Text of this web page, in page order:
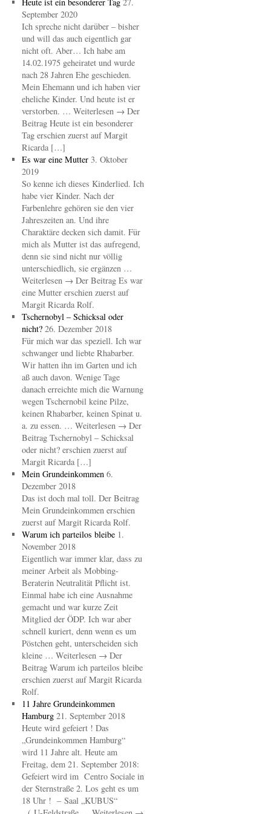
September 2020
Ich spreche nicht darüber – bisher
und will das auch eigentlich gar
nicht oft. Aber… Ich habe am
14.02.1975 geheiratet und wurde
nach 28 Jahren Ehe geschieden.
Mein Ehemann und ich haben vier
eheliche Kinder. Und heute ist er
verstorben. … Weiterlesen → Der
Beitrag Heute ist ein besonderer
Tag erschien zuerst auf Margit
Ricarda […]
Es war eine Mutter 3. Oktober
2019
So kenne ich dieses Kinderlied. Ich
habe vier Kinder. Nach der
Farbenlehre gehören sie den vier
Jahreszeiten an. Und ihre
Charaktäre decken sich damit. Für
mich als Mutter ist das aufregend,
denn sie sind nicht nur völlig
unterschiedlich, sie ergänzen …
Weiterlesen → Der Beitrag Es war
eine Mutter erschien zuerst auf
Margit Ricarda Rolf.
Tschernobyl – Schicksal oder
nicht? 26. Dezember 2018
Für mich war das speziell. Ich war
schwanger und liebte Rhabarber.
Wir hatten ihn im Garten und ich
aß auch davon. Wenige Tage
danach erreichte mich die Warnung
wegen Tschernobil keine Pilze,
keinen Rhabarber, keinen Spinat u.
a. zu essen. … Weiterlesen → Der
Beitrag Tschernobyl – Schicksal
oder nicht? erschien zuerst auf
Margit Ricarda […]
Mein Grundeinkommen 6.
Dezember 2018
Das ist doch mal toll. Der Beitrag
Mein Grundeinkommen erschien
zuerst auf Margit Ricarda Rolf.
Warum ich parteilos bleibe 1.
November 2018
Eigentlich war immer klar, dass zu
meiner Arbeit als Mobbing-
Beraterin Neutralität Pflicht ist.
Einmal habe ich eine Ausnahme
gemacht und war kurze Zeit
Mitglied der ÖDP. Ich war aber
schnell kuriert, denn wenn es um
Pöstchen geht, unterscheiden sich
kleine … Weiterlesen → Der
Beitrag Warum ich parteilos bleibe
erschien zuerst auf Margit Ricarda
Rolf.
11 Jahre Grundeinkommen
Hamburg 21. September 2018
Heute wird gefeiert ! Das
„Grundeinkommen Hamburg“
wird 11 Jahre alt. Heute am
Freitag, dem 21. September 2018:
Gefeiert wird im Centro Sociale in
der Sternstraße 2. Los geht es um
18 Uhr ! – Saal „KUBUS“